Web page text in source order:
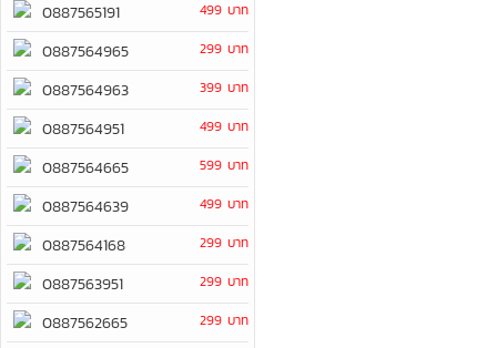
0887565191 499 บาท
0887564965 299 บาท
0887564963 399 บาท
0887564951 499 บาท
0887564665 599 บาท
0887564639 499 บาท
0887564168 299 บาท
0887563951 299 บาท
0887562665 299 บาท